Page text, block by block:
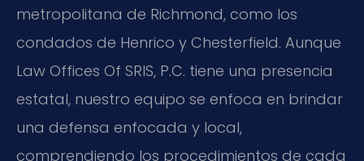
metropolitana de Richmond, como los
condados de Henrico y Chesterfield. Aunque
Law Offices Of SRIS, P.C. tiene una presencia
estatal, nuestro equipo se enfoca en brindar
una defensa enfocada y local,
comprendiendo los procedimientos de cada